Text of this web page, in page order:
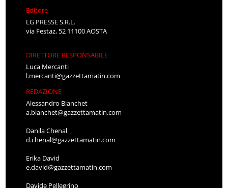
Editore
LG PRESSE S.R.L.
via Festaz, 52 11100 AOSTA
DIRETTORE RESPONSABILE
Luca Mercanti
l.mercanti@gazzettamatin.com
REDAZIONE
Alessandro Bianchet
a.bianchet@gazzettamatin.com
Danila Chenal
d.chenal@gazzettamatin.com
Erika David
e.david@gazzettamatin.com
Davide Pellegrino